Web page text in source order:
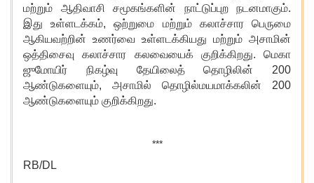
மற்றும் ஆதிவாசி சமூகங்களின் நாட்டுப்புற நடனமாகும்.
இது உள்ளடக்கம், ஒற்றுமை மற்றும் கலாச்சார பெருமை
ஆகியவற்றின் உணர்வை உள்ளடக்கியது மற்றும் அசாமின்
ஒத்திசைவு கலாச்சார கலவையைக் குறிக்கிறது. மெகா
ஜுமோயிர் நிகழ்வு தேயிலைத் தொழிலின் 200
ஆண்டுகளையும், அசாமில் தொழில்மயமாக்கலின் 200
ஆண்டுகளையும் குறிக்கிறது.
***
RB/DL